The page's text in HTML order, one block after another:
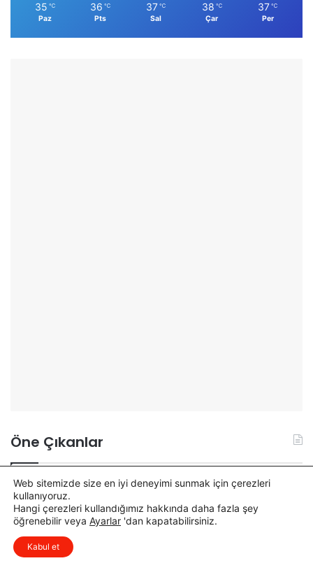
35 ℃
Paz
36 ℃
Pts
37 ℃
Sal
38 ℃
Çar
37 ℃
Per
Öne Çıkanlar
O
s
m
n
Web sitemizde size en iyi deneyimi sunmak için çerezleri
kullanıyoruz.
Hangi çerezleri kullandığımız hakkında daha fazla şey
öğrenebilir veya Ayarlar 'dan kapatabilirsiniz.
Kabul et
Düşüncelerinizi çok isterim, lütfen